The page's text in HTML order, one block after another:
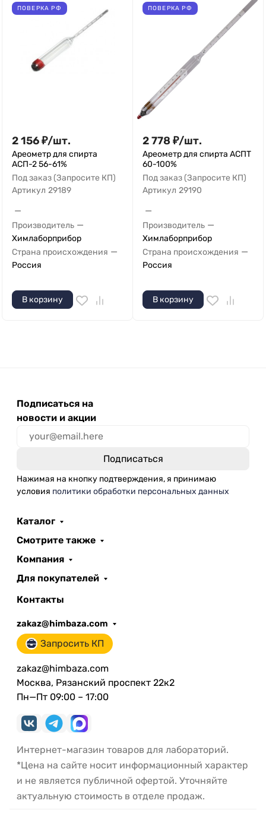
ПОВЕРКА РФ
2 156₽/шт.
Ареометр для спирта
АСП-2 56-61%
Под заказ (Запросите КП)
Артикул 29189
—
Производитель —
Химлаборприбор
Страна происхождения —
Россия
В корзину
ПОВЕРКА РФ
2 778 ₽/шт.
Ареометр для спирта АСПТ
60-100%
Под заказ (Запросите КП)
Артикул 29190
—
Производитель —
Химлаборприбор
Страна происхождения —
Россия
В корзину
Подписаться на
новости и акции
Нажимая на кнопку подтверждения, я принимаю
условия политики обработки персональных данных
Каталог
Смотрите также
Компания
Для покупателей
Контакты
zakaz@himbaza.com
Запросить КП
zakaz@himbaza.com
Москва, Рязанский проспект 22к2
Пн—Пт 09:00 – 17:00
Интернет-магазин товаров для лабораторий.
*Цена на сайте носит информационный характер
и не является публичной офертой. Уточняйте
актуальную стоимость в отделе продаж.